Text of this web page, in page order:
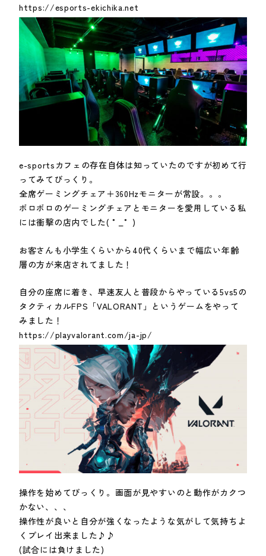
https://esports-ekichika.net
e-sportsカフェの存在自体は知っていたのですが初めて行
ってみてびっくり。
全席ゲーミングチェア＋360Hzモニターが常設。。。
ボロボロのゲーミングチェアとモニターを愛用している私
には衝撃の店内でした( °_° )
お客さんも小学生くらいから40代くらいまで幅広い年齢
層の方が来店されてました！
自分の座席に着き、早速友人と普段からやっている5vs5の
タクティカルFPS「VALORANT」というゲームをやって
みました！
https://playvalorant.com/ja-jp/
操作を始めてびっくり。画面が見やすいのと動作がカクつ
かない、、、
操作性が良いと自分が強くなったような気がして気持ちよ
くプレイ出来ました♪♪
(試合には負けました)